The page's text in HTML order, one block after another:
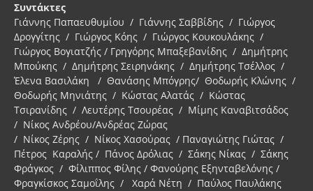
Συντάκτες
Γιάννης Παπαευθυμίου / Γιάννης Σαββίδης / Γιώργος
Δρογγίτης / Γιώργος Κόης / Γιώργος Κουκουλάκης /
Γιώργος Βογιατζής / Γρηγόρης Μπαξεβανίδης / Δημήτρης
Μπούκης / Δημήτρης Σειρηνάκης / Δημήτρης Τσέλλος /
Έλενα Βασιλάκη / Θανάσης Μπόγρης/ Θοδωρής Κλώνης /
Θοδωρής Μηνιάτης / Κώστας Αλατάς / Κώστας
Τσιρανίδης / Λευτέρης Τσουρέας / Μίμης Καναβιτσάδος
/ Νίκος Ανδρέου/Ανδρέας Ζώρας
/ Νίκος Ζέρης / Νίκος Χασούρας / Παναγιώτης Γιώτας /
Πέτρος Καραλής / Πάνος Δρόλιας / Σάκης Νίκας / Σάκης
Φράγκος / Φίλιππος Φίλης / Φανούρης Εξηνταβελόνης /
Φραγκίσκος Σαμοΐλης / Χαρά Νέτη / Παύλος Παυλάκης